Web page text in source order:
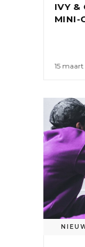
IVY &
MINI-
15 maart